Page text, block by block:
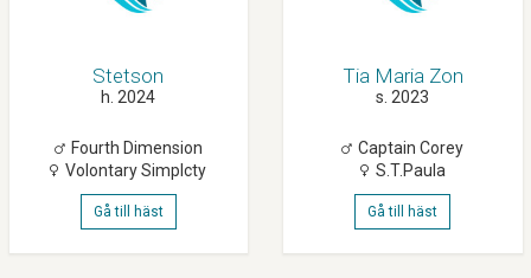
Stetson
h. 2024
Fourth Dimension
Volontary Simplcty
Gå till häst
Tia Maria Zon
s. 2023
Captain Corey
S.t.paula
Gå till häst